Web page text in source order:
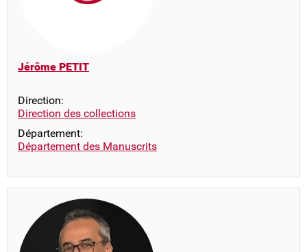
Jérôme PETIT
Direction:
Direction des collections
Département:
Département des Manuscrits